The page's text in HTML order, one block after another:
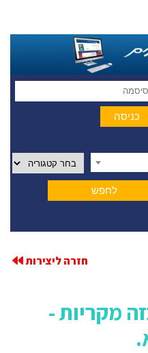
חזרה ליצירות
מקריות -